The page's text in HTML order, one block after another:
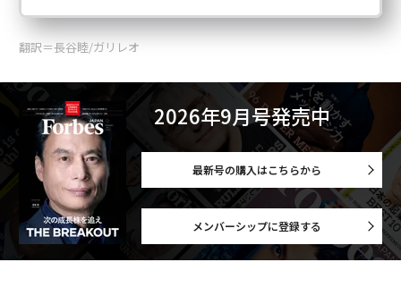
翻訳＝長谷睦/ガリレオ
2026年9月号発売中
最新号の購入はこちらから
メンバーシップに登録する